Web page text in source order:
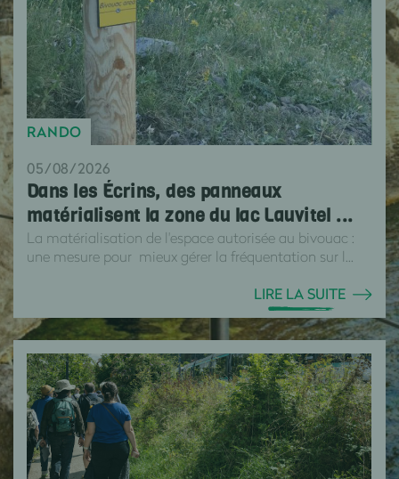
RANDO
05/08/2026
Dans les Écrins, des panneaux
matérialisent la zone du lac Lauvitel ...
La matérialisation de l'espace autorisée au bivouac :
une mesure pour mieux gérer la fréquentation sur l...
LIRE LA SUITE